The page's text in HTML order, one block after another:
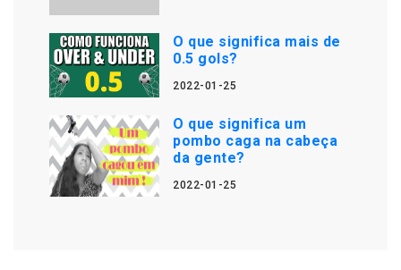
O que significa mais de
0.5 gols?
2022-01-25
O que significa um
pombo caga na cabeça
da gente?
2022-01-25